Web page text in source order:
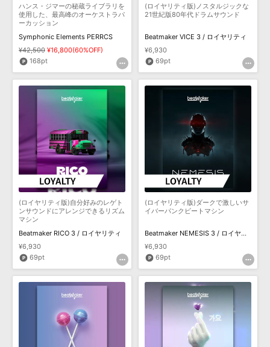
ハンス・ジマーの秘蔵ライブラリを
使用した、最高峰のオーケストラパ
ーカッション
Symphonic Elements PERRCS
¥42,500 ¥16,800(60%OFF)
168pt
(ロイヤリティ版)ノスタルジックな
21世紀版80年代ドラムサウンド
Beatmaker VICE 3 / ロイヤリティ
¥6,930
69pt
(ロイヤリティ版)自分好みのレゲト
ンサウンドにアレンジできるリズム
マシン
Beatmaker RICO 3 / ロイヤリティ
¥6,930
69pt
(ロイヤリティ版)ダークで激しいサ
イバーパンクビートマシン
Beatmaker NEMESIS 3 / ロイヤリティ
¥6,930
69pt